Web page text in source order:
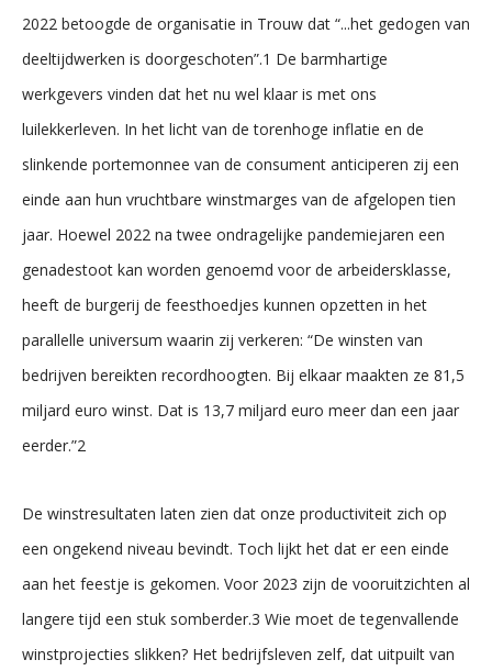
2022 betoogde de organisatie in Trouw dat “...het gedogen van
deeltijdwerken is doorgeschoten”.1 De barmhartige
werkgevers vinden dat het nu wel klaar is met ons
luilekkerleven. In het licht van de torenhoge inflatie en de
slinkende portemonnee van de consument anticiperen zij een
einde aan hun vruchtbare winstmarges van de afgelopen tien
jaar. Hoewel 2022 na twee ondragelijke pandemiejaren een
genadestoot kan worden genoemd voor de arbeidersklasse,
heeft de burgerij de feesthoedjes kunnen opzetten in het
parallelle universum waarin zij verkeren: “De winsten van
bedrijven bereikten recordhoogten. Bij elkaar maakten ze 81,5
miljard euro winst. Dat is 13,7 miljard euro meer dan een jaar
eerder.”2
De winstresultaten laten zien dat onze productiviteit zich op
een ongekend niveau bevindt. Toch lijkt het dat er een einde
aan het feestje is gekomen. Voor 2023 zijn de vooruitzichten al
langere tijd een stuk somberder.3 Wie moet de tegenvallende
winstprojecties slikken? Het bedrijfsleven zelf, dat uitpuilt van